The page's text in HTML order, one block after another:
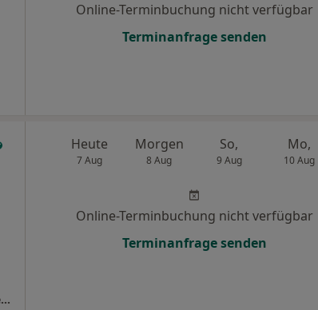
Online-Terminbuchung nicht verfügbar
Terminanfrage senden
Praxis Dr.med. Rudolf von Butler Facharzt für Kinder- und Jugendmedizin
Heute
7 Aug
Morgen
8 Aug
So,
9 Aug
Mo,
10 Aug
Online-Terminbuchung nicht verfügbar
Terminanfrage senden